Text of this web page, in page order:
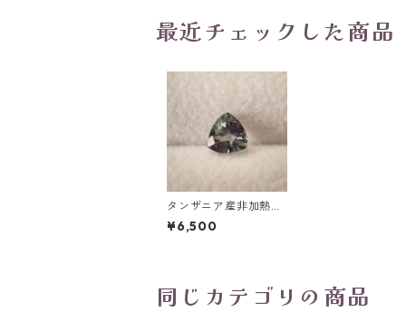
最近チェックした商品
タンザニア産非加熱バ
イカラーゾイサイト ト
リリアントカットルー
¥6,500
同じカテゴリの商品